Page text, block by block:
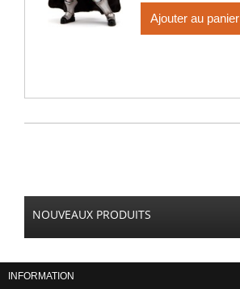
Ajouter au panier
NOUVEAUX PRODUITS
INFORMATION